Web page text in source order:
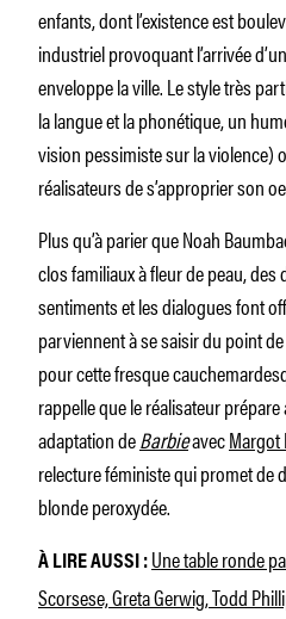
enfants, dont l’existence est
industriel provoquant l’arrivée
enveloppe la ville. Le style très
la langue et la phonétique, un
vision pessimiste sur la violence)
réalisateurs de s’approprier son
Plus qu’à parier que Noah
clos familiaux à fleur de peau,
sentiments et les dialogues font
parviennent à se saisir du point
pour cette fresque
rappelle que le réalisateur
adaptation deBarbieavecMargot
relecture féministe qui promet de
blonde peroxydée.
À LIRE AUSSI : Une table ronde
Scorsese, Greta Gerwig, Todd